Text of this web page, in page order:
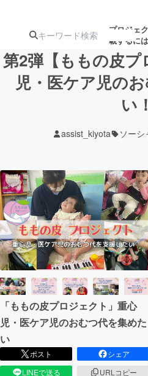
プロジェ
載するには
注目の新着プロ
テクノロジー・ガジェ
映像・映画
ビジネス・起業
まちづくり・地域活性
CAMPFIREふるさと納税
第2弾【ももの皮
児・医ケア児の
い！
assist_kiyota ソーシ
「ももの皮プロジェクト」重心
児・医ケア児のおむつ代を集めた
い
ポスト
シェア
LINEで送る
URLコピー